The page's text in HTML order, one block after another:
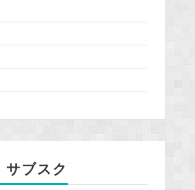
サブスク